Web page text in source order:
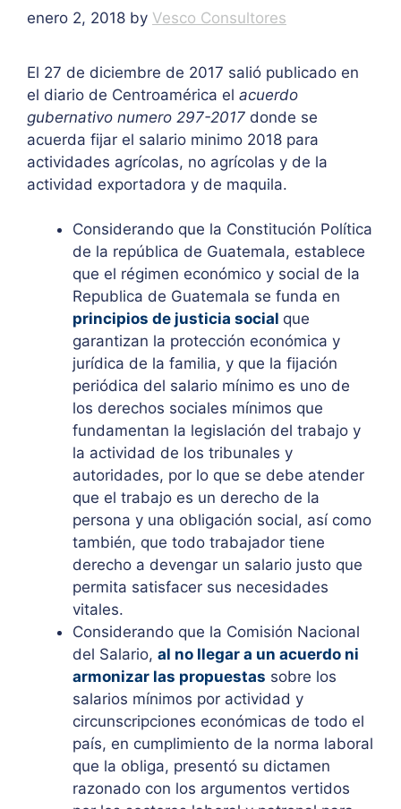
enero 2, 2018 by Vesco Consultores
El 27 de diciembre de 2017 salió publicado en
el diario de Centroamérica el acuerdo
gubernativo numero 297-2017 donde se
acuerda fijar el salario minimo 2018 para
actividades agrícolas, no agrícolas y de la
actividad exportadora y de maquila.
Considerando que la Constitución Política
de la república de Guatemala, establece
que el régimen económico y social de la
Republica de Guatemala se funda en
principios de justicia social que
garantizan la protección económica y
jurídica de la familia, y que la fijación
periódica del salario mínimo es uno de
los derechos sociales mínimos que
fundamentan la legislación del trabajo y
la actividad de los tribunales y
autoridades, por lo que se debe atender
que el trabajo es un derecho de la
persona y una obligación social, así como
también, que todo trabajador tiene
derecho a devengar un salario justo que
permita satisfacer sus necesidades
vitales.
Considerando que la Comisión Nacional
del Salario, al no llegar a un acuerdo ni
armonizar las propuestas sobre los
salarios mínimos por actividad y
circunscripciones económicas de todo el
país, en cumplimiento de la norma laboral
que la obliga, presentó su dictamen
razonado con los argumentos vertidos